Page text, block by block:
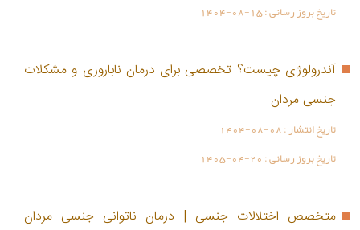
تاریخ بروز رسانی :1404-08-15
آندرولوژی چیست؟ تخصصی برای درمان ناباروری و مشکلات
جنسی مردان
تاریخ انتشار :1404-08-08
تاریخ بروز رسانی :1405-04-20
متخصص اختلالات جنسی | درمان ناتوانی جنسی مردان